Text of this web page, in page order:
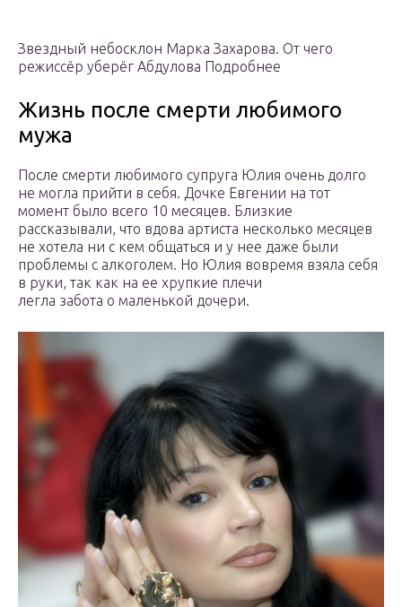
Звездный небосклон Марка Захарова. От чего
режиссёр уберёг Абдулова Подробнее
Жизнь после смерти любимого
мужа
После смерти любимого супруга Юлия очень долго
не могла прийти в себя. Дочке Евгении на тот
момент было всего 10 месяцев. Близкие
рассказывали, что вдова артиста несколько месяцев
не хотела ни с кем общаться и у нее даже были
проблемы с алкоголем. Но Юлия вовремя взяла себя
в руки, так как на ее хрупкие плечи
легла забота о маленькой дочери.